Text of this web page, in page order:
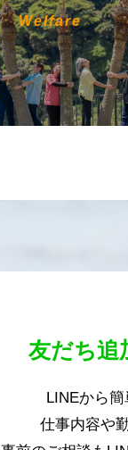
Welfare
友だち追
LINEから簡
仕事内容や